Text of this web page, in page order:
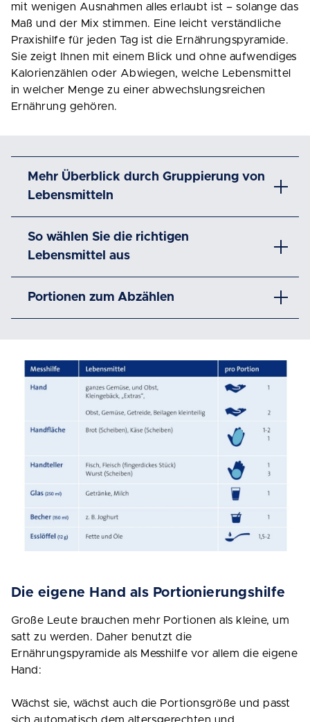
mit wenigen Ausnahmen alles erlaubt ist – solange das
Maß und der Mix stimmen. Eine leicht verständliche
Praxishilfe für jeden Tag ist die Ernährungspyramide.
Sie zeigt Ihnen mit einem Blick und ohne aufwendiges
Kalorienzählen oder Abwiegen, welche Lebensmittel
in welcher Menge zu einer abwechslungsreichen
Ernährung gehören.
Mehr Überblick durch Gruppierung von
Lebensmitteln
So wählen Sie die richtigen
Lebensmittel aus
Portionen zum Abzählen
Die eigene Hand als Portionierungshilfe
Große Leute brauchen mehr Portionen als kleine, um
satt zu werden. Daher benutzt die
Ernährungspyramide als Messhilfe vor allem die eigene
Hand:
Wächst sie, wächst auch die Portionsgröße und passt